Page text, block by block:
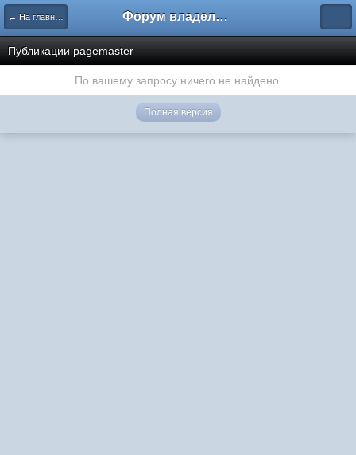
← На главную Форум владельцев интернет-магазинов
Публикации pagemaster
По вашему запросу ничего не найдено.
Полная версия